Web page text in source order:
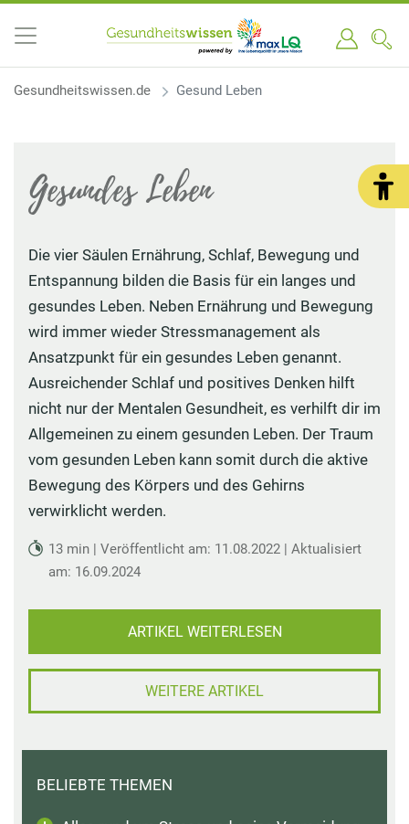
Gesundheitswissen.de Gesund Leben
Gesundes Leben
Die vier Säulen Ernährung, Schlaf, Bewegung und
Entspannung bilden die Basis für ein langes und
gesundes Leben. Neben Ernährung und Bewegung
wird immer wieder Stressmanagement als
Ansatzpunkt für ein gesundes Leben genannt.
Ausreichender Schlaf und positives Denken hilft
nicht nur der Mentalen Gesundheit, es verhilft dir im
Allgemeinen zu einem gesunden Leben. Der Traum
vom gesunden Leben kann somit durch die aktive
Bewegung des Körpers und des Gehirns
verwirklicht werden.
13 min | Veröffentlicht am: 11.08.2022 | Aktualisiert
am: 16.09.2024
ARTIKEL WEITERLESEN
WEITERE ARTIKEL
BELIEBTE THEMEN